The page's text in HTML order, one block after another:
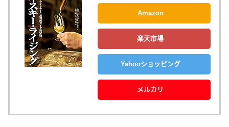
Amazon
楽天市場
Yahooショッピング
メルカリ